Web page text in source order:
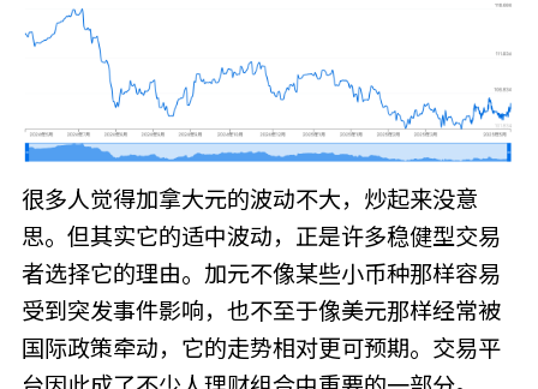
很多人觉得加拿大元的波动不大，炒起来没意
思。但其实它的适中波动，正是许多稳健型交易
者选择它的理由。加元不像某些小币种那样容易
受到突发事件影响，也不至于像美元那样经常被
国际政策牵动，它的走势相对更可预期。交易平